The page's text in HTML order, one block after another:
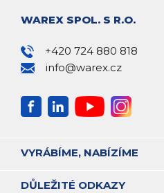
WAREX SPOL. S R.O.
+420 724 880 818
info@warex.cz
VYRÁBÍME, NABÍZÍME
DŮLEŽITÉ ODKAZY